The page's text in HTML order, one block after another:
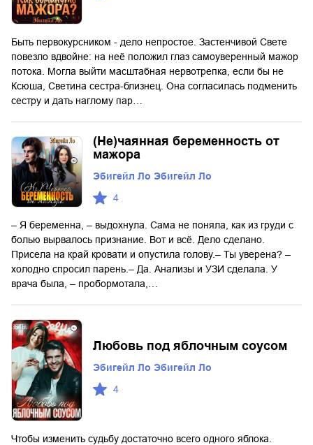
Быть первокурсником - дело непростое. Застенчивой Свете
повезло вдвойне: на неё положил глаз самоуверенный мажор
потока. Могла выйти масштабная нервотрепка, если бы не
Ксюша, Светина сестра-близнец. Она согласилась подменить
сестру и дать наглому пар…
(Не)чаянная беременность от
мажора
Эбигейл Ло Эбигейл Ло
4
– Я беременна, – выдохнула. Сама не поняла, как из груди с
болью вырвалось признание. Вот и всё. Дело сделано.
Присела на край кровати и опустила голову.– Ты уверена? –
холодно спросил парень.– Да. Анализы и УЗИ сделала. У
врача была, – пробормотала,…
Любовь под яблочным соусом
Эбигейл Ло Эбигейл Ло
4
Чтобы изменить судьбу достаточно всего одного яблока.